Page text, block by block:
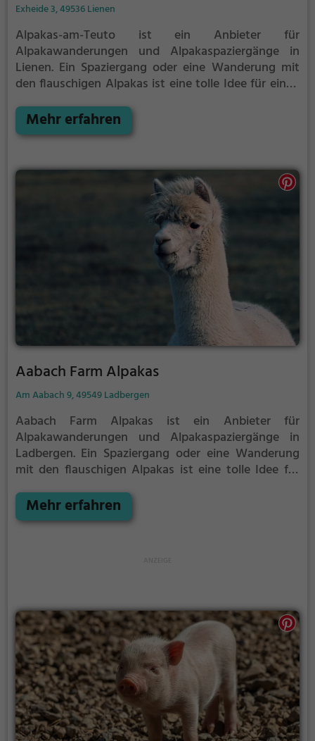
Exheide 3, 49536 Lienen
Alpakas-am-Teuto ist ein Anbieter für
Alpakawanderungen und Alpakaspaziergänge in
Lienen. Ein Spaziergang oder eine Wanderung mit
den flauschigen Alpakas ist eine tolle Idee für einen
Familie. Die kuscheligen Tiere strahlen eine
unheimliche Ruhe aus und werden daher auch
Mehr erfahren
Aabach Farm Alpakas
Am Aabach 9, 49549 Ladbergen
Aabach Farm Alpakas ist ein Anbieter für
Alpakawanderungen und Alpakaspaziergänge in
Ladbergen. Ein Spaziergang oder eine Wanderung
mit den flauschigen Alpakas ist eine tolle Idee für
Familie. Die kuscheligen Tiere strahlen eine
unheimliche Ruhe aus und werden daher auch
Mehr erfahren